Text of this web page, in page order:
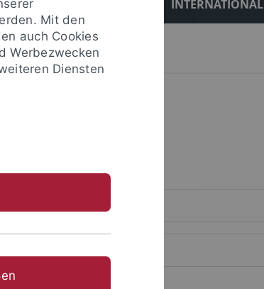
EINRICHTUNGEN INTERNATIONAL
Mit den
auch Cookies
Werbezwecken
Diensten